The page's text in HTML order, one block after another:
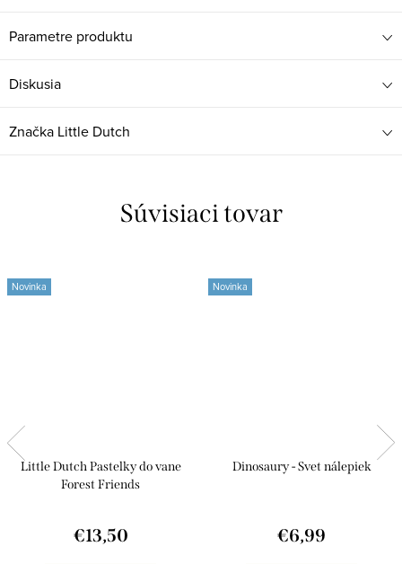
Parametre produktu
Diskusia
Značka Little Dutch
Súvisiaci tovar
Novinka
Little Dutch Pastelky do vane
Forest Friends
€13,50
Novinka
Dinosaury - Svet nálepiek
€6,99